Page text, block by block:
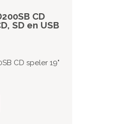
CD
SD en USB
CD speler 19"